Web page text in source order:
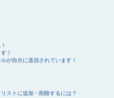
！
が自分に送信されています！
ストに追加・削除するには？